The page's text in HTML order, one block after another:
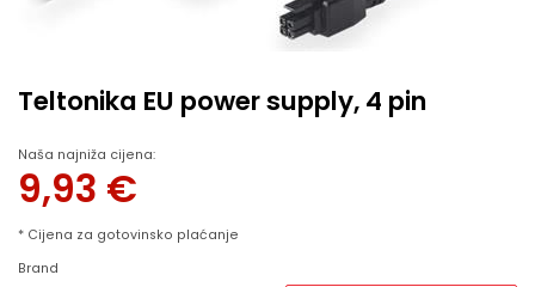
Teltonika EU power supply, 4 pin
Naša najniža cijena:
9,93 €
* Cijena za gotovinsko plaćanje
Brand